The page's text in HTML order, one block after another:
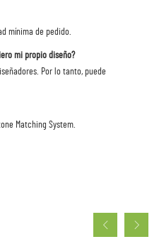
mínima de pedido.
mi propio diseño?
Por lo tanto, puede
Matching System.